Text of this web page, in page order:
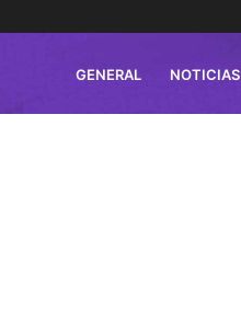
GENERAL NOTICIAS